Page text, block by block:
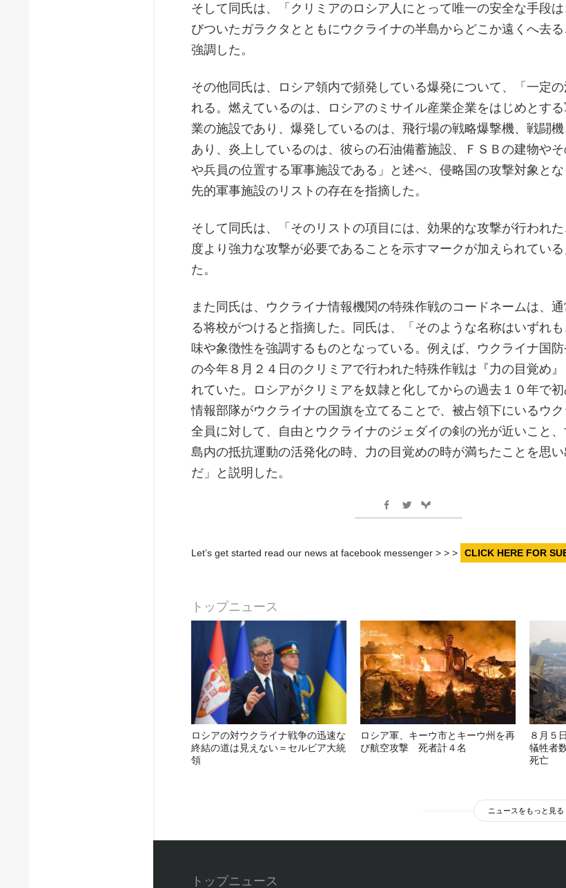
そして同氏は、「クリミアのロシア人にとって唯一の安全な手段
びついたガラクタとともにウクライナの半島からどこか遠くへ去る
強調した。
その他同氏は、ロシア領内で頻発している爆発について、「一定の
れる。燃えているのは、ロシアのミサイル産業企業をはじめとす
業の施設であり、爆発しているのは、飛行場の戦略爆撃機、戦闘
あり、炎上しているのは、彼らの石油備蓄施設、ＦＳＢの建物や
や兵員の位置する軍事施設である」と述べ、侵略国の攻撃対象と
先的軍事施設のリストの存在を指摘した。
そして同氏は、「そのリストの項目には、効果的な攻撃が行われ
度より強力な攻撃が必要であることを示すマークが加えられている
た。
また同氏は、ウクライナ情報機関の特殊作戦のコードネームは、
る将校がつけると指摘した。同氏は、「そのような名称はいずれ
味や象徴性を強調するものとなっている。例えば、ウクライナ国
の今年８月２４日のクリミアで行われた特殊作戦は『力の目覚め』
れていた。ロシアがクリミアを奴隷と化してからの過去１０年で
情報部隊がウクライナの国旗を立てることで、被占領下にいるウ
全員に対して、自由とウクライナのジェダイの剣の光が近いこと
島内の抵抗運動の活発化の時、力の目覚めの時が満ちたことを思
だ」と説明した。
Let’s get started read our news at facebook messenger > > > CLICK HERE FOR
トップニュース
ロシアの対ウクライナ戦争の迅速な
終結の道は見えない＝セルビア大統
領
ロシア軍、キーウ市とキーウ州を再
び航空攻撃 死者計４名
８月５
犠牲者
死亡
ニュースをもっと見る
トップニュース